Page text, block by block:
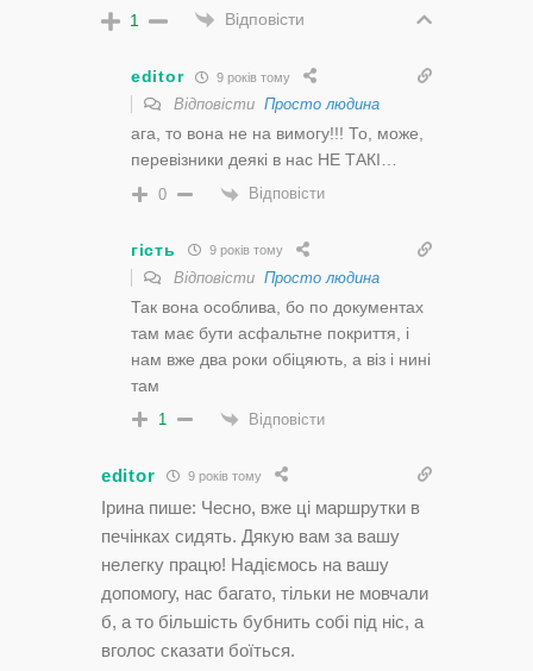
1 Відповісти
editor 9 років тому
Відповісти Просто людина
ага, то вона не на вимогу!!! То, може,
перевізники деякі в нас НЕ ТАКІ…
0 Відповісти
гість 9 років тому
Відповісти Просто людина
Так вона особлива, бо по документах
там має бути асфальтне покриття, і
нам вже два роки обіцяють, а віз і нині
там
1 Відповісти
editor 9 років тому
Ірина пише: Чесно, вже ці маршрутки в
печінках сидять. Дякую вам за вашу
нелегку працю! Надіємось на вашу
допомогу, нас багато, тільки не мовчали
б, а то більшість бубнить собі під ніс, а
вголос сказати боїться.